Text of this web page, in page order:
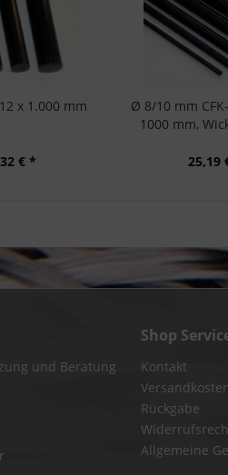
x 1.000 mm
€ *
Ø 8/10 mm
1000 mm,
25,19
und Beratung
Shop
Kontakt
Versandkosten
Rückgabe
Allgemeine